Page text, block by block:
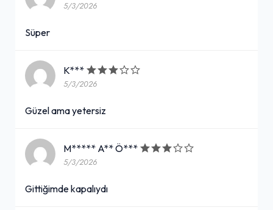
5/3/2026
Süper
K***
5/3/2026
Güzel ama yetersiz
M***** A** Ö***
5/3/2026
Gittiğimde kapalıydı